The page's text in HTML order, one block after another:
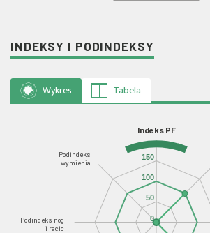
INDEKSY I PODINDEKSY
Wykres Tabela
Indeks PF
Podindeks nóg
i racic
Podindeks
wymienia
0
50
100
150